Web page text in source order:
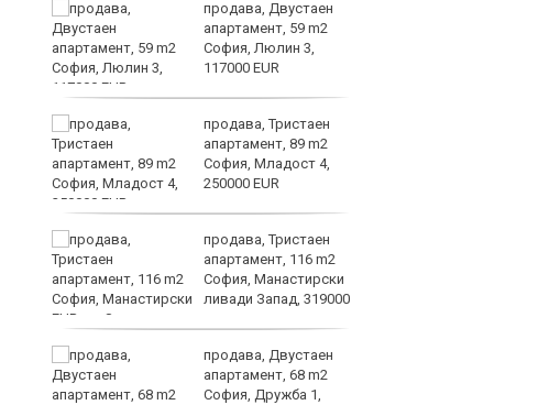
продава, Двустаен
апартамент, 59 m2
София, Люлин 3,
117000 EUR
продава, Тристаен
апартамент, 89 m2
София, Младост 4,
250000 EUR
продава, Тристаен
апартамент, 116 m2
София, Манастирски
ливади Запад, 319000
EUR
продава, Двустаен
апартамент, 68 m2
София, Дружба 1,